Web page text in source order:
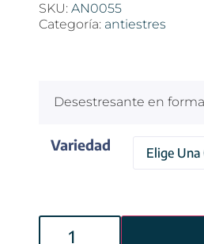
SKU: AN0055
Categoría: antiestres
Desestresante en
Variedad